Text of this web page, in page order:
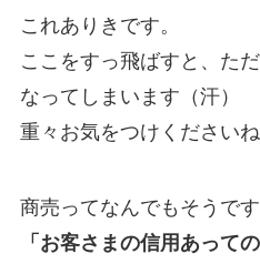
これありきです。
ここをすっ飛ばすと、た
なってしまいます（汗）
重々お気をつけくださいね
商売ってなんでもそうです
「お客さまの信用あっての